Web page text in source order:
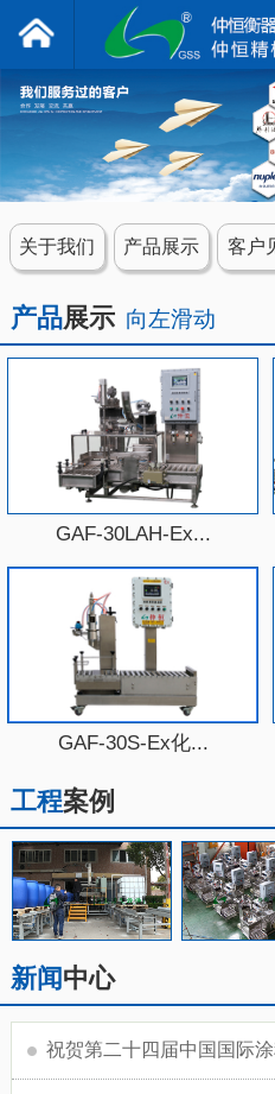
关于我们 产品展示 客户
产品展示 向左滑动
GAF-30LAH-Ex...
GAF-30S-Ex化...
工程案例
新闻中心
祝贺第二十四届中国国际